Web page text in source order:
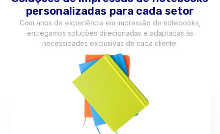
personalizadas para cada setor
Com anos de experiência em impressão de notebooks,
entregamos soluções direcionadas e adaptadas às
necessidades exclusivas de cada cliente.